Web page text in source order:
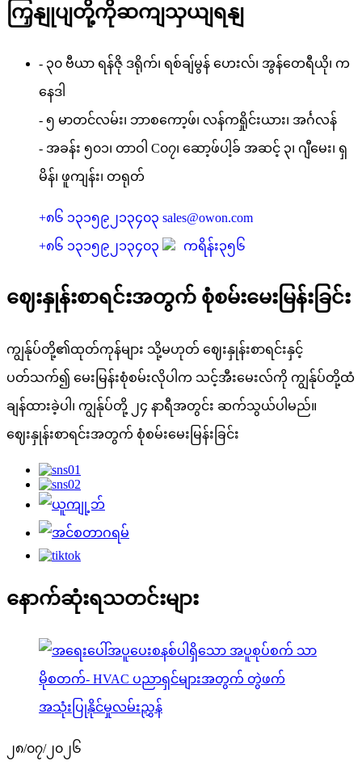
ကြှနျုပျတို့ကိုဆကျသှယျရနျ
- ၃၀ ဗီယာ ရန်ဇို ဒရိုက်၊ ရစ်ချ်မွန် ဟေးလ်၊ အွန်တေရီယို၊ က
နေဒါ
- ၅ မာတင်လမ်း၊ ဘာစကော့ဖ်၊ လန်ကရှိုင်းယား၊ အင်္ဂလန်
- အခန်း ၅၀၁၊ တာဝါ C၀၇၊ ဆော့ဖ်ပါ့ခ် အဆင့် ၃၊ ဂျီမေး၊ ရှ
မိန်၊ ဖူကျန်း၊ တရုတ်
+၈၆ ၁၃၁၅၉၂၁၃၄၀၃ sales@owon.com
+၈၆ ၁၃၁၅၉၂၁၃၄၀၃ ကရိန်း၃၅၆
ဈေးနှုန်းစာရင်းအတွက် စုံစမ်းမေးမြန်းခြင်း
ကျွန်ုပ်တို့၏ထုတ်ကုန်များ သို့မဟုတ် ဈေးနှုန်းစာရင်းနှင့်
ပတ်သက်၍ မေးမြန်းစုံစမ်းလိုပါက သင့်အီးမေးလ်ကို ကျွန်ုပ်တို့ထံ
ချန်ထားခဲ့ပါ၊ ကျွန်ုပ်တို့ ၂၄ နာရီအတွင်း ဆက်သွယ်ပါမည်။
ဈေးနှုန်းစာရင်းအတွက် စုံစမ်းမေးမြန်းခြင်း
နောက်ဆုံးရသတင်းများ
၂၈/၀၇/၂၀၂၆